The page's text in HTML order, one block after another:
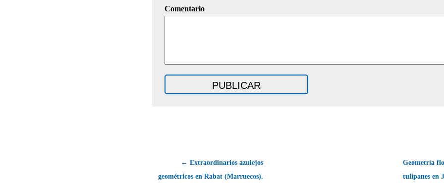
Comentario
← Extraordinarios azulejos
geométricos en Rabat (Marruecos).
Geometría
tulipanes en